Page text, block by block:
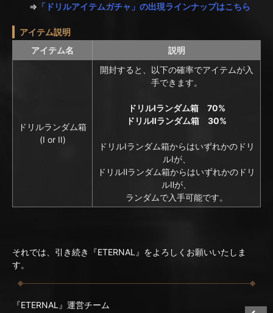
⇒ 「ドリルアイテムガチャ」の出現ラインナップはこちら
アイテム説明
アイテム名
説明
ドリルランダム箱
(I or II)
開封すると、以下の確率でアイテムが入
手できます。
ドリルⅠランダム箱 70%
ドリルⅡランダム箱 30%
ドリルⅠランダム箱からはいずれかのドリ
ルⅠが、
ドリルⅡランダム箱からはいずれかのドリ
ルⅡが、
ランダムで入手可能です。
それでは、引き続き『ETERNAL』をよろしくお願いいたしま
す。
『ETERNAL』運営チーム